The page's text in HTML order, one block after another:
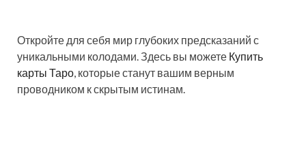
Откройте для себя мир глубоких предсказаний с
уникальными колодами. Здесь вы можете Купить
карты Таро , которые станут вашим верным
проводником к скрытым истинам.